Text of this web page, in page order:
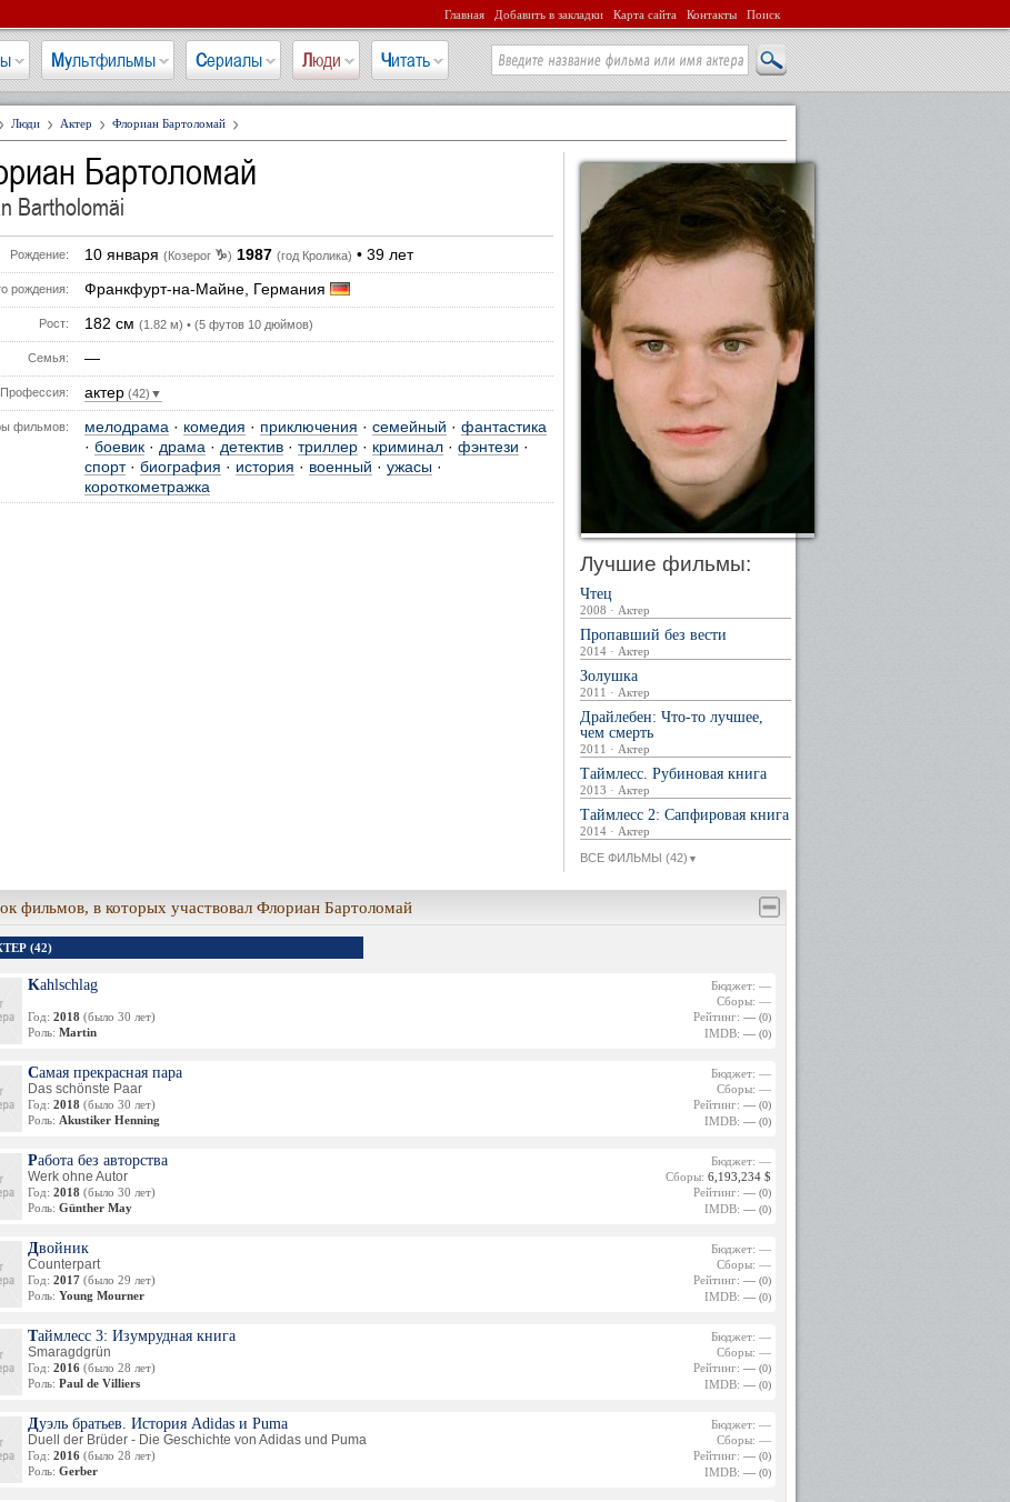
Главная Добавить в закладки Карта сайта Контакты Поиск
Мультфильмы Сериалы Люди Читать
Люди Актер Флориан Бартоломай
Бартоломай
Bartholomäi
Рождение: 10 января (Козерог ♑) 1987 (год Кролика) • 39 лет
рождения: Франкфурт-на-Майне, Германия
Рост: 182 см (1.82 м) • (5 футов 10 дюймов)
Семья: —
Профессия: актер (42)▼
фильмов: мелодрама · комедия · приключения · семейный · фантастика
· боевик · драма · детектив · триллер · криминал · фэнтези ·
спорт· биография · история · военный · ужасы ·
короткометражка
Лучшие фильмы:
Чтец
2008 · Актер
Пропавший без вести
2014 · Актер
Золушка
2011 · Актер
Драйлебен: Что-то лучшее,
чем смерть
2011 · Актер
Таймлесс. Рубиновая книга
2013 · Актер
Таймлесс 2: Сапфировая книга
2014 · Актер
ВСЕ ФИЛЬМЫ (42) ▼
фильмов, в которых участвовал Флориан Бартоломай
(42)
Kahlschlag
Год: 2018 (было 30 лет)
Роль: Martin
Бюджет: —
Сборы: —
Рейтинг: — (0)
IMDB: — (0)
Самая прекрасная пара
Das schönste Paar
Год: 2018 (было 30 лет)
Роль: Akustiker Henning
Бюджет: —
Сборы: —
Рейтинг: — (0)
IMDB: — (0)
Работа без авторства
Werk ohne Autor
Год: 2018 (было 30 лет)
Роль: Günther May
Бюджет: —
Сборы: 6,193,234 $
Рейтинг: — (0)
IMDB: — (0)
Двойник
Counterpart
Год: 2017 (было 29 лет)
Роль: Young Mourner
Бюджет: —
Сборы: —
Рейтинг: — (0)
IMDB: — (0)
Таймлесс 3: Изумрудная книга
Smaragdgrün
Год: 2016 (было 28 лет)
Роль: Paul de Villiers
Бюджет: —
Сборы: —
Рейтинг: — (0)
IMDB: — (0)
Дуэль братьев. История Adidas и Puma
Duell der Brüder - Die Geschichte von Adidas und Puma
Год: 2016 (было 28 лет)
Роль: Gerber
Бюджет: —
Сборы: —
Рейтинг: — (0)
IMDB: — (0)